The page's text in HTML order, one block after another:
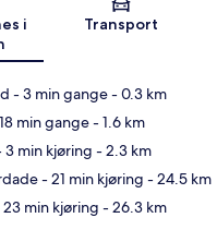
Kart
i
Transport
- 3 min gange- 0.3 km
min gange- 1.6 km
3 min kjøring - 2.3 km
- 21 min kjøring - 24.5 km
min kjøring - 26.3 km